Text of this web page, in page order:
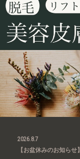
2026.8.7
【お盆休みのお知らせ】